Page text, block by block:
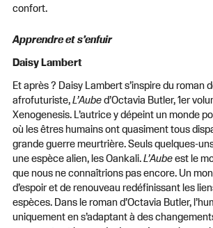
confort.
Apprendre et s’enfuir
Daisy Lambert
Et après ? Daisy Lambert s’inspire du roman
afrofuturiste, L’Aubed’Octavia Butler, 1er
Xenogenesis. L’autrice y dépeint un monde
où les êtres humains ont quasiment tous
grande guerre meurtrière. Seuls quelques-
une espèce alien, les Oankali. L’Aubeest le
que nous ne connaîtrions pas encore. Un
d’espoir et de renouveau redéfinissant les
espèces. Dans le roman d’Octavia Butler,
uniquement en s’adaptant à des